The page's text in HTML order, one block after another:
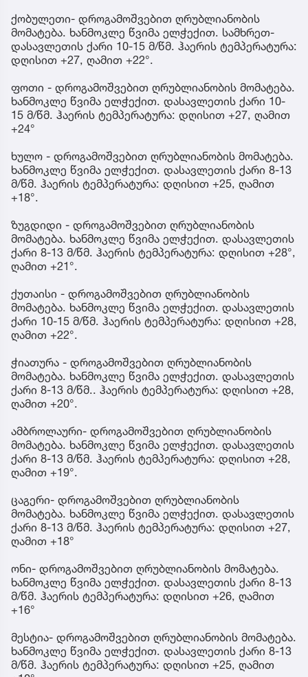
ქობულეთი- დროგამოშვებით ღრუბლიანობის
მომატება. ხანმოკლე წვიმა ელჭექით. სამხრეთ-
დასავლეთის ქარი 10-15 მ/წმ. ჰაერის ტემპერატურა:
დღისით +27, ღამით +22°.
ფოთი - დროგამოშვებით ღრუბლიანობის მომატება.
ხანმოკლე წვიმა ელჭექით. დასავლეთის ქარი 10-
15 მ/წმ. ჰაერის ტემპერატურა: დღისით +27, ღამით
+24°
ხულო - დროგამოშვებით ღრუბლიანობის მომატება.
ხანმოკლე წვიმა ელჭექით. დასავლეთის ქარი 8-13
მ/წმ. ჰაერის ტემპერატურა: დღისით +25, ღამით
+18°.
ზუგდიდი - დროგამოშვებით ღრუბლიანობის
მომატება. ხანმოკლე წვიმა ელჭექით. დასავლეთის
ქარი 8-13 მ/წმ. ჰაერის ტემპერატურა: დღისით +28°,
ღამით +21°.
ქუთაისი - დროგამოშვებით ღრუბლიანობის
მომატება. ხანმოკლე წვიმა ელჭექით. დასავლეთის
ქარი 10-15 მ/წმ. ჰაერის ტემპერატურა: დღისით +28,
ღამით +22°.
ჭიათურა - დროგამოშვებით ღრუბლიანობის
მომატება. ხანმოკლე წვიმა ელჭექით. დასავლეთის
ქარი 8-13 მ/წმ.. ჰაერის ტემპერატურა: დღისით +28,
ღამით +20°.
ამბროლაური- დროგამოშვებით ღრუბლიანობის
მომატება. ხანმოკლე წვიმა ელჭექით. დასავლეთის
ქარი 8-13 მ/წმ. ჰაერის ტემპერატურა: დღისით +28,
ღამით +19°.
ცაგერი- დროგამოშვებით ღრუბლიანობის
მომატება. ხანმოკლე წვიმა ელჭექით. დასავლეთის
ქარი 8-13 მ/წმ. ჰაერის ტემპერატურა: დღისით +27,
ღამით +18°
ონი- დროგამოშვებით ღრუბლიანობის მომატება.
ხანმოკლე წვიმა ელჭექით. დასავლეთის ქარი 8-13
მ/წმ. ჰაერის ტემპერატურა: დღისით +26, ღამით
+16°
მესტია- დროგამოშვებით ღრუბლიანობის მომატება.
ხანმოკლე წვიმა ელჭექით. დასავლეთის ქარი 8-13
მ/წმ. ჰაერის ტემპერატურა: დღისით +25, ღამით